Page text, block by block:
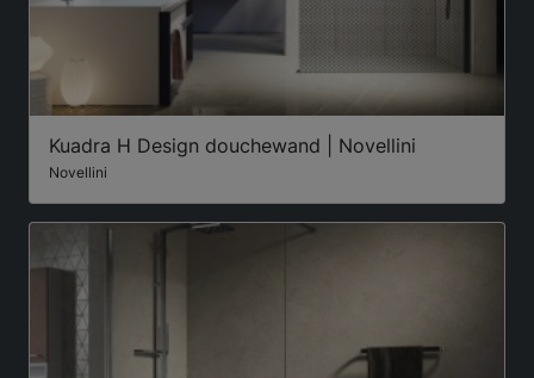
Kuadra H Design douchewand | Novellini
Novellini